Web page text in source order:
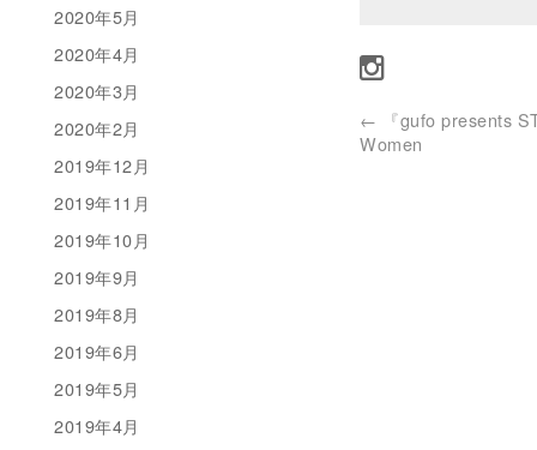
← 『gufo presents
Women
2020年5月
2020年4月
2020年3月
2020年2月
2019年12月
2019年11月
2019年10月
2019年9月
2019年8月
2019年6月
2019年5月
2019年4月